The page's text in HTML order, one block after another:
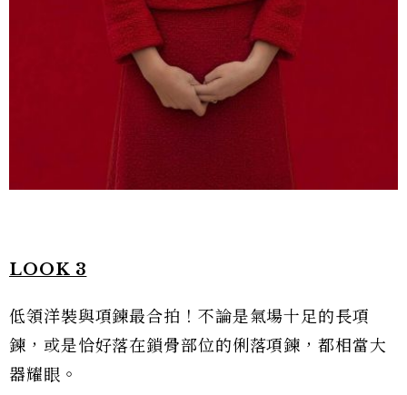
LOOK 3
低領洋裝與項鍊最合拍！不論是氣場十足的長項
鍊，或是恰好落在鎖骨部位的俐落項鍊，都相當大
器耀眼。